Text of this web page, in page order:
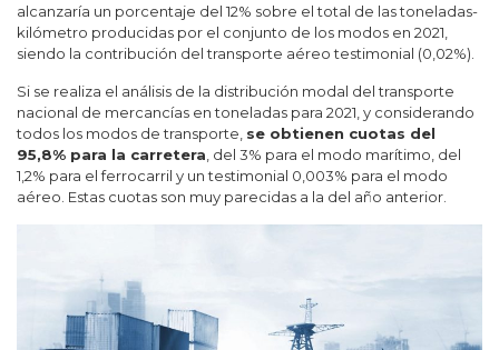
alcanzaría un porcentaje del 12% sobre el total de las toneladas-
kilómetro producidas por el conjunto de los modos en 2021,
siendo la contribución del transporte aéreo testimonial (0,02%).
Si se realiza el análisis de la distribución modal del transporte
nacional de mercancías en toneladas para 2021, y considerando
todos los modos de transporte, se obtienen cuotas del
95,8% para la carretera , del 3% para el modo marítimo, del
1,2% para el ferrocarril y un testimonial 0,003% para el modo
aéreo. Estas cuotas son muy parecidas a la del año anterior.